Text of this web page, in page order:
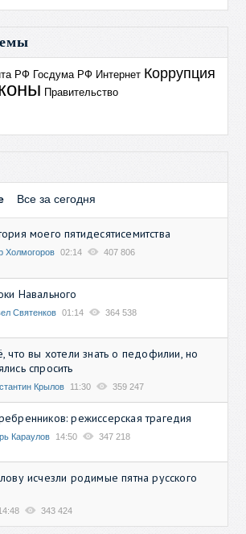
РФ Госдума РФ Интернет Коррупция
Правительство
Все за сегодня
моего пятидесятисемитства
Холмогоров 02:14 407 806
Навального
Святенков 01:14 364 538
что вы хотели знать о педофилии, но
спросить
Крылов 11:30 359 247
режиссерская трагедия
Караулов 14:50 347 218
исчезли родимые пятна русского
343 424